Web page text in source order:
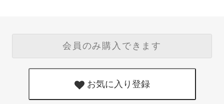
会員のみ購入できます
お気に入り登録